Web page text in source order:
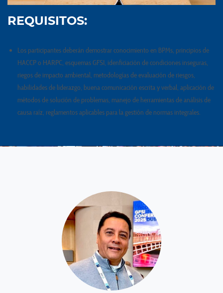
REQUISITOS:
Los participantes deberán demostrar conocimiento en BPMs, principios de
HACCP o HARPC, esquemas GFSI, idenficiación de condiciones inseguras,
riegos de impacto ambiental, metodologías de evaluación de riesgos,
habilidades de liderazgo, buena comunicación escrita y verbal, aplicación de
métodos de solución de problemas, manejo de herramientas de análisis de
causa raíz, reglamentos aplicables para la gestión de normas integrales.